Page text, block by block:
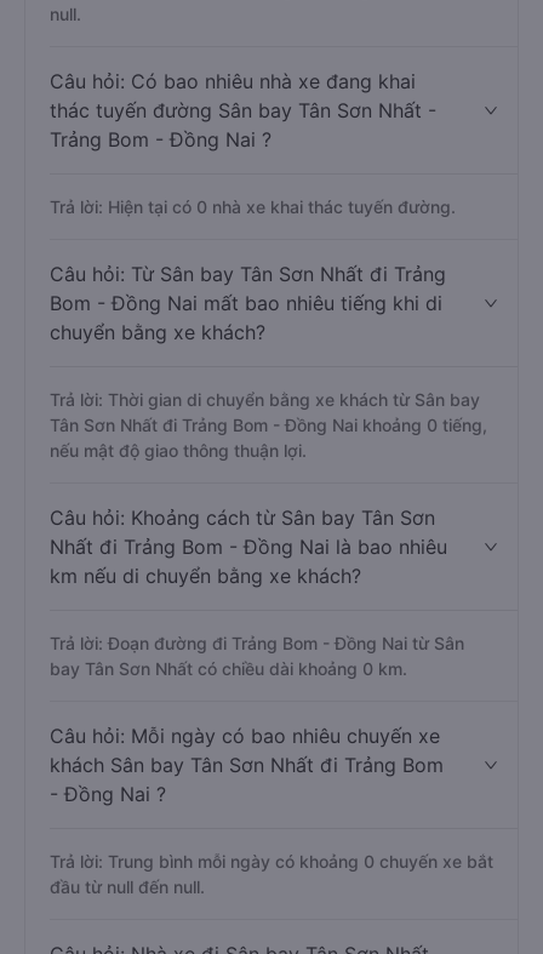
null.
Câu hỏi: Có bao nhiêu nhà xe đang khai
thác tuyến đường Sân bay Tân Sơn Nhất -
Trảng Bom - Đồng Nai ?
Trả lời: Hiện tại có 0 nhà xe khai thác tuyến đường.
Câu hỏi: Từ Sân bay Tân Sơn Nhất đi Trảng
Bom - Đồng Nai mất bao nhiêu tiếng khi di
chuyển bằng xe khách?
Trả lời: Thời gian di chuyển bằng xe khách từ Sân bay
Tân Sơn Nhất đi Trảng Bom - Đồng Nai khoảng 0 tiếng,
nếu mật độ giao thông thuận lợi.
Câu hỏi: Khoảng cách từ Sân bay Tân Sơn
Nhất đi Trảng Bom - Đồng Nai là bao nhiêu
km nếu di chuyển bằng xe khách?
Trả lời: Đoạn đường đi Trảng Bom - Đồng Nai từ Sân
bay Tân Sơn Nhất có chiều dài khoảng 0 km.
Câu hỏi: Mỗi ngày có bao nhiêu chuyến xe
khách Sân bay Tân Sơn Nhất đi Trảng Bom
- Đồng Nai ?
Trả lời: Trung bình mỗi ngày có khoảng 0 chuyến xe bắt
đầu từ null đến null.